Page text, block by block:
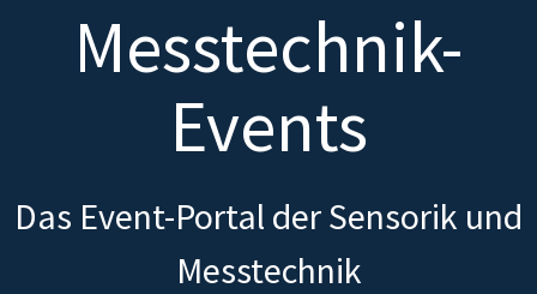
Messtechnik-
Events
Das Event-Portal der Sensorik und
Messtechnik